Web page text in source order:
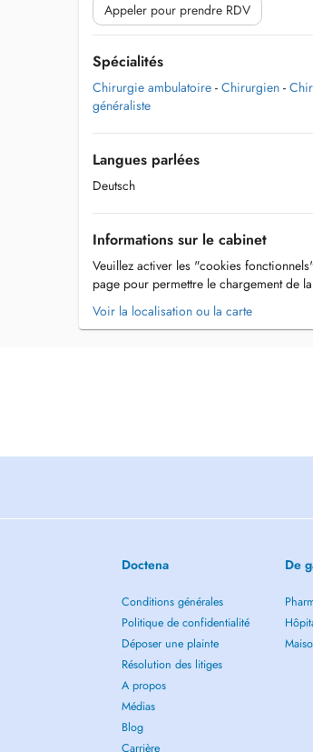
Appeler pour prendre RDV
Spécialités
Chirurgie ambulatoire - Chirurgien -
généraliste
Langues parlées
Deutsch
Informations sur le cabinet
Veuillez activer les "cookies
page pour permettre le chargement de
Voir la localisation ou la carte
Doctena
Conditions générales
Politique de confidentialité
Déposer une plainte
Résolution des litiges
A propos
Médias
Blog
Carrière
De